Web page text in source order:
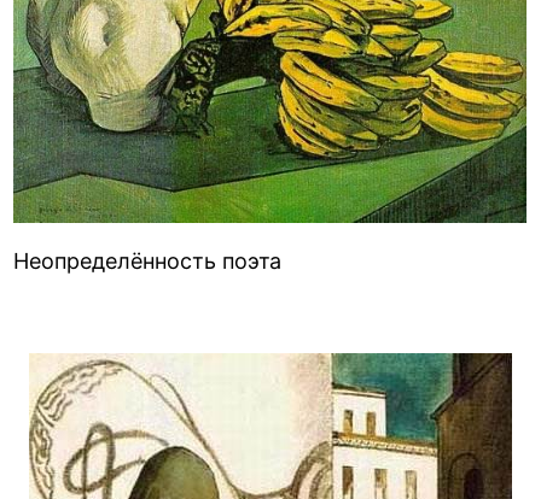
Неопределённость поэта